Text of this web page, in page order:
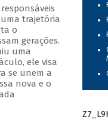
trajetória
o
gerações.
uma
ele visa
se unem a
nova e o